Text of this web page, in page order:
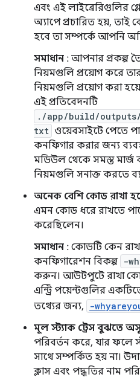
এবং এই লাইব্রেরিগুলির
অ্যাপে প্রচারিত হয়,
হবে তা সম্পর্কে আপনি
সমাধান : আপনার প্রকল্প
নিয়মগুলি প্রয়োগ করে
নিয়মগুলি প্রয়োগ করা
এই প্রতিবেদনটি
./app/build/
txt ওয়েবসাইটে পেতে
কনফিগার করার জন্য
মডিউল থেকে সমস্ত মার্জ
নিয়মগুলি সনাক্ত করতে
অনেক বেশি কোড রাখা
এমন কোড ধরে রাখতে
করেছিলেন।
সমাধান : কোডটি কেন
কনফিগারেশন বিকল্প -
করুন। আউটপুটে রাখা
এন্ট্রি পয়েন্টগুলির
তথ্যের জন্য,
-
মূল স্ট্যাক ট্রেস বুঝতে
পরিবর্তন করে, যার ফলে
সাথে সম্পর্কিত হয় না।
ক্লাস এবং পদ্ধতির নাম